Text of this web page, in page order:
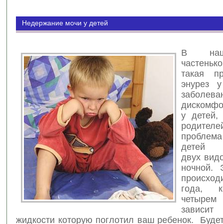
Недержание мочи у детей
В
такая
энурез
у
детей
двух
ночной.
года,
жидкости которую поглотил ваш ребенок.